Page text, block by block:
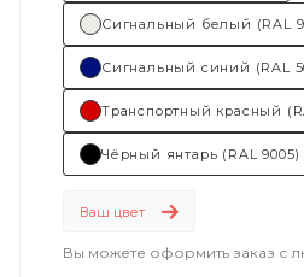
Состав (тип связующего):
(полиуретановая).
Основные отрасли
нефтегазовый сектор;
машиностроение
Сигнальный белый (RAL
Сигнальный синий (RAL
Транспортный красный
Чёрный янтарь (RAL 9005)
Ваш цвет
Вы можете оформить заказ с